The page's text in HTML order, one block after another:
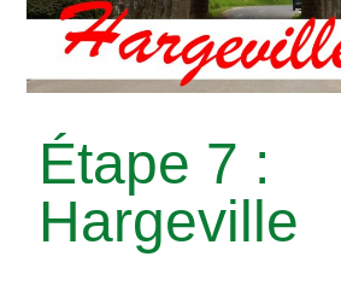
Étape 7 :
Hargeville